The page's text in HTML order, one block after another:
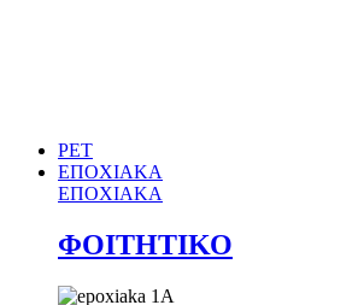
PET
ΕΠΟΧΙΑΚΑ
ΕΠΟΧΙΑΚΑ
ΦΟΙΤΗΤΙΚΟ